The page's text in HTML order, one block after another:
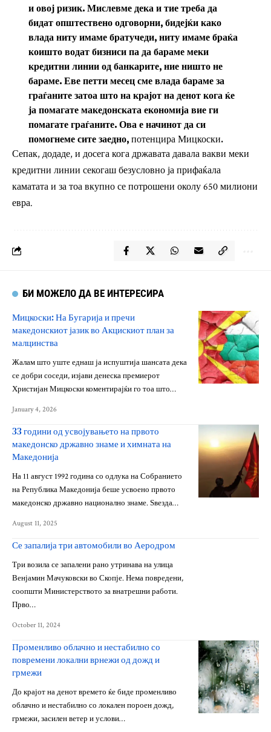
и овој ризик. Мислевме дека и тие треба да
бидат општествено одговорни, бидејќи како
влада ниту имаме братучеди, ниту имаме браќа
коишто водат бизниси па да бараме меки
кредитни линии од банкарите, ние ништо не
бараме. Еве петти месец сме влада бараме за
граѓаните затоа што на крајот на денот кога ќе
ја помагате македонската економија вие ги
помагате граѓаните. Ова е начинот да си
помогнеме сите заедно,потенцира Мицкоски.
Сепак, додаде, и досега кога државата давала вакви меки
кредитни линии секогаш безусловно ја прифаќала
каматата и за тоа вкупно се потрошени околу 650 милиони
евра.
БИ МОЖЕЛО ДА ВЕ ИНТЕРЕСИРА
Мицкоски: На Бугарија и пречи
македонскиот јазик во Акцискиот план за
малцинства
Жалам што уште еднаш ја испуштија шансата дека
се добри соседи, изјави денеска премиерот
Христијан Мицкоски коментирајќи го тоа што…
January 4, 2026
33 години од усвојувањето на првото
македонско државно знаме и химната на
Македонија
На 11 август 1992 година со одлука на Собранието
на Република Македонија беше усвоено првото
македонско државно национално знаме. Ѕвезда…
August 11, 2025
Се запалија три автомобили во Аеродром
Три возила се запалени рано утринава на улица
Венјамин Мачуковски во Скопје. Нема повредени,
соопшти Министерството за внатрешни работи.
Прво…
October 11, 2024
Променливо облачно и нестабилно со
повремени локални врнежи од дожд и
грмежи
До крајот на денот времето ќе биде променливо
облачно и нестабилно со локален пороен дожд,
грмежи, засилен ветер и услови…